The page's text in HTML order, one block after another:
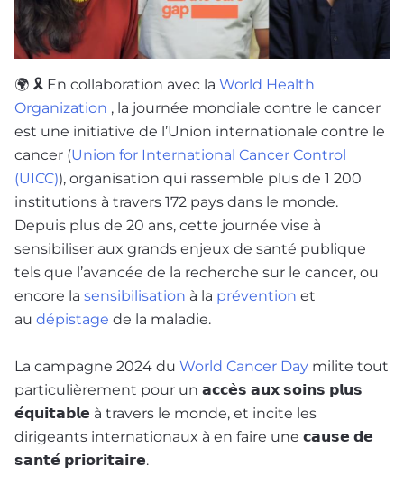
🌍 🎗️ En collaboration avec la World Health
Organization , la journée mondiale contre le cancer
est une initiative de l’Union internationale contre le
cancer (Union for International Cancer Control
(UICC)), organisation qui rassemble plus de 1 200
institutions à travers 172 pays dans le monde.
Depuis plus de 20 ans, cette journée vise à
sensibiliser aux grands enjeux de santé publique
tels que l’avancée de la recherche sur le cancer, ou
encore la sensibilisation à la prévention et
au dépistage de la maladie.
La campagne 2024 du World Cancer Day milite tout
particulièrement pour un 𝗮𝗰𝗰𝗲̀𝘀 𝗮𝘂𝘅 𝘀𝗼𝗶𝗻𝘀 𝗽𝗹𝘂𝘀
𝗲́𝗾𝘂𝗶𝘁𝗮𝗯𝗹𝗲 à travers le monde, et incite les
dirigeants internationaux à en faire une 𝗰𝗮𝘂𝘀𝗲 𝗱𝗲
𝘀𝗮𝗻𝘁𝗲́ 𝗽𝗿𝗶𝗼𝗿𝗶𝘁𝗮𝗶𝗿𝗲.